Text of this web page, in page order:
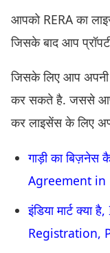
आपको RERA का
जिसके बाद आप
जिसके लिए आप
कर सकते है. जससे आप
कर लाइसेंस के लिए
गाड़ी का
Agreement in
इंडिया मार्ट
Registration,